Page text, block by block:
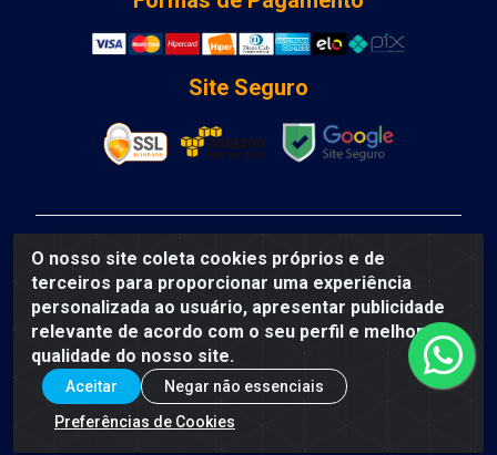
O nosso site coleta cookies próprios e de
terceiros para proporcionar uma experiência
personalizada ao usuário, apresentar publicidade
relevante de acordo com o seu perfil e melhorar a
qualidade do nosso site.
Aceitar
Negar não essenciais
Preferências de Cookies
Site Seguro
DCA DISTRIBUIDORA DE COSMETICOS LTDA - AV
DEPUTADO LUIS EDUARDO MAGALHAES, Humildes,
Feira de Santana/BA - CEP 44135-000 - CNPJ:
31.912.909/0001-40